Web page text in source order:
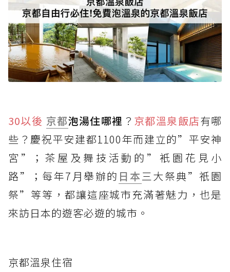
30以後 京都泡湯住哪裡 ？ 京都溫泉飯店有哪
些？慶祝平安建都1100年而建立的”平安神
宮”；茶屋及舞技活動的”衹園花見小
路”；每年7月舉辦的 日本 三大祭典”祇園
祭”等等，都讓這座城市充滿著魅力，也是
來訪日本的遊客必遊的城市。
京都溫泉住宿